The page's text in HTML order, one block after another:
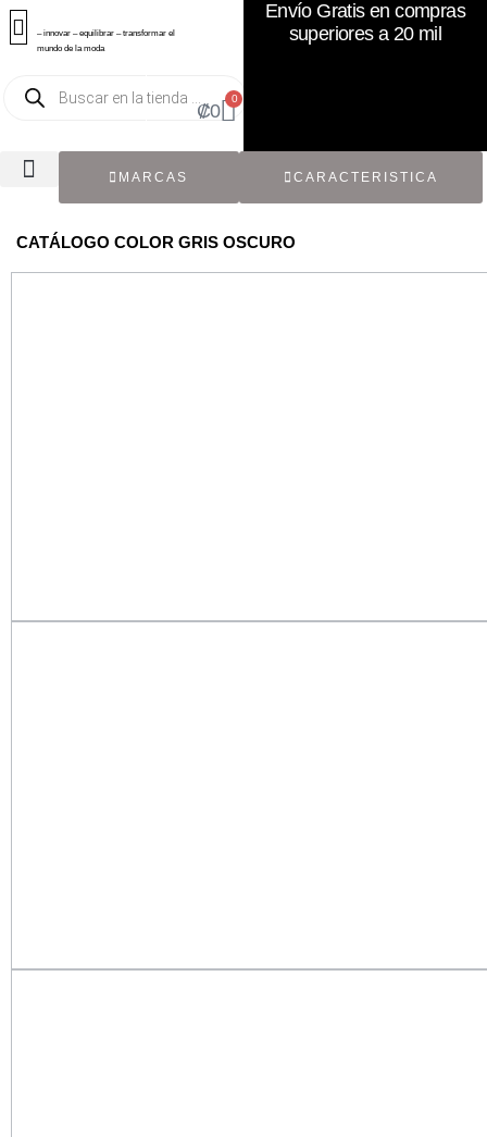
– innovar – equilibrar – transformar el
mundo de la moda
₡0
0
Envío Gratis en compras
superiores a 20 mil
MARCAS CARACTERISTICA
CATÁLOGO COLOR GRIS OSCURO